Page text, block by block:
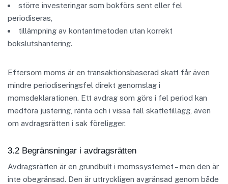
större investeringar som bokförs sent eller fel
periodiseras,
tillämpning av kontantmetoden utan korrekt
bokslutshantering.
Eftersom moms är en transaktionsbaserad skatt får även
mindre periodiseringsfel direkt genomslag i
momsdeklarationen. Ett avdrag som görs i fel period kan
medföra justering, ränta och i vissa fall skattetillägg, även
om avdragsrätten i sak föreligger.
3.2 Begränsningar i avdragsrätten
Avdragsrätten är en grundbult i momssystemet – men den är
inte obegränsad. Den är uttryckligen avgränsad genom både